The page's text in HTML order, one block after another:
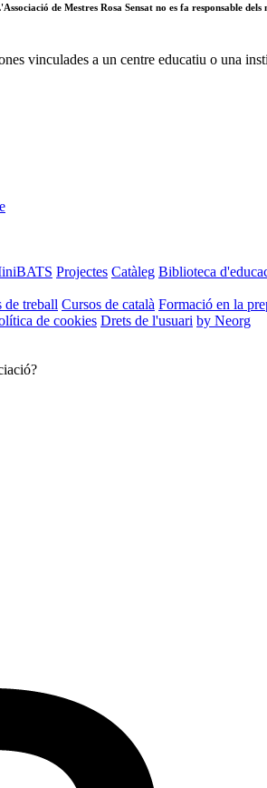
de Mestres Rosa Sensat no es fa responsable
vinculades a un centre educatiu o una
Projectes Catàleg Biblioteca
de treball Cursos de català Formació en la
de cookies Drets de l'usuari by Neorg